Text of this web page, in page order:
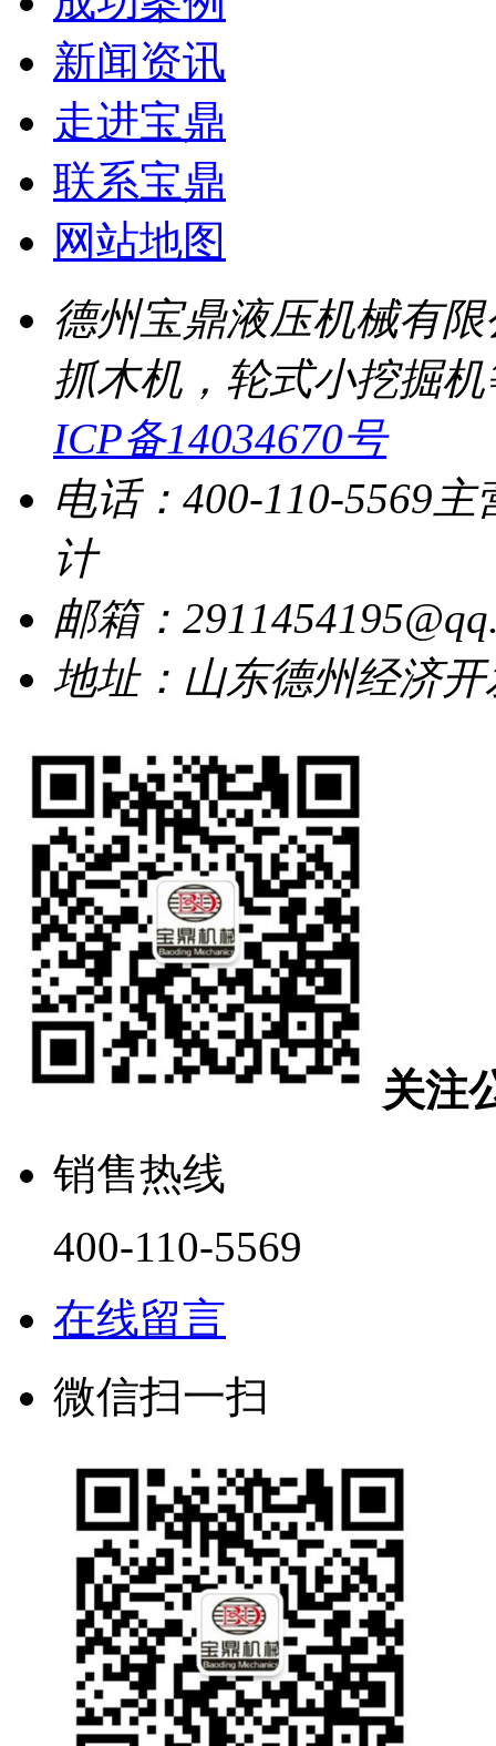
新闻资讯
走进宝鼎
联系宝鼎
网站地图
德州宝鼎液压机械有
抓木机，轮式小挖掘
ICP备14034670号
电话：400-110-5569 主
计
邮箱：
地址：山东德州经济
关注
销售热线
400-110-5569
在线留言
微信扫一扫